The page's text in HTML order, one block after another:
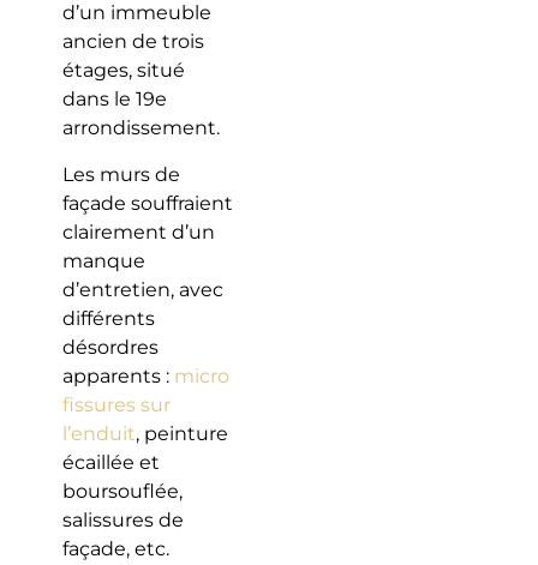
d’un immeuble
ancien de trois
étages, situé
dans le 19e
arrondissement.
Les murs de
façade souffraient
clairement d’un
manque
d’entretien, avec
différents
désordres
apparents : micro
fissures sur
l’enduit, peinture
écaillée et
boursouflée,
salissures de
façade, etc.